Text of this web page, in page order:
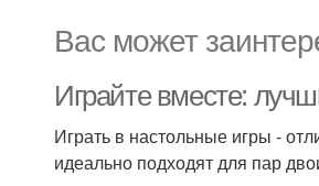
Вас может
Играйте вместе:
Играть в настольные игры -
идеально подходят для пар